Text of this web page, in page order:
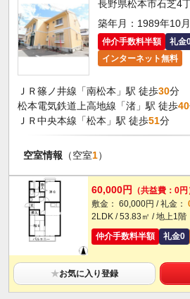
長野県松本市石芝4
築年月：1989年10
仲介手数料半額 礼金
インターネット無料
ＪＲ篠ノ井線「南松本」駅 徒歩30分
松本電気鉄道上高地線「渚」駅 徒歩40
ＪＲ中央本線「松本」駅 徒歩51分
空室情報 （空室1）
60,000円
（共益費：0円
敷金： 60,000円 / 礼金：
2LDK / 53.83㎡ / 地上1階
仲介手数料半額
礼金0
★お気に入り登録